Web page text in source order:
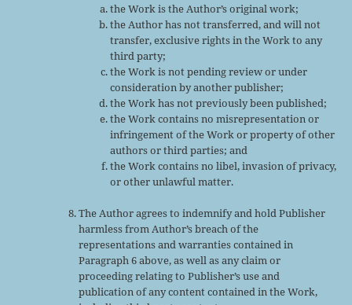
the Work is the Author’s original work;
the Author has not transferred, and will not
transfer, exclusive rights in the Work to any
third party;
the Work is not pending review or under
consideration by another publisher;
the Work has not previously been published;
the Work contains no misrepresentation or
infringement of the Work or property of other
authors or third parties; and
the Work contains no libel, invasion of privacy,
or other unlawful matter.
The Author agrees to indemnify and hold Publisher
harmless from Author’s breach of the
representations and warranties contained in
Paragraph 6 above, as well as any claim or
proceeding relating to Publisher’s use and
publication of any content contained in the Work,